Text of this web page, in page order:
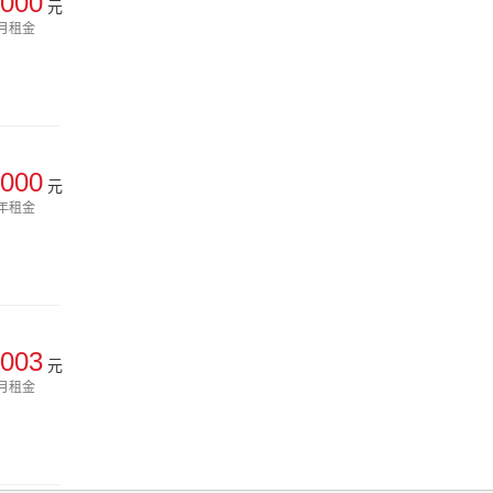
元
租金
元
租金
元
租金